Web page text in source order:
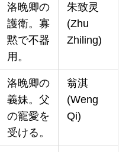
洛晚卿の
護衛。寡
黙で不器
用。
朱致灵
(Zhu
Zhiling)
洛晚卿の
義妹。父
の寵愛を
受ける。
翁淇
(Weng
Qi)